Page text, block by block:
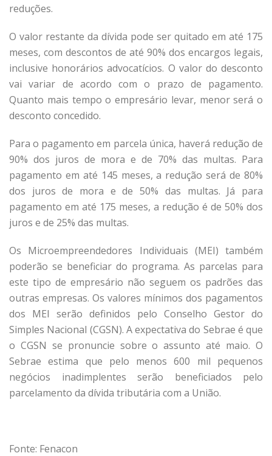
reduções.
O valor restante da dívida pode ser quitado em até 175
meses, com descontos de até 90% dos encargos legais,
inclusive honorários advocatícios. O valor do desconto
vai variar de acordo com o prazo de pagamento.
Quanto mais tempo o empresário levar, menor será o
desconto concedido.
Para o pagamento em parcela única, haverá redução de
90% dos juros de mora e de 70% das multas. Para
pagamento em até 145 meses, a redução será de 80%
dos juros de mora e de 50% das multas. Já para
pagamento em até 175 meses, a redução é de 50% dos
juros e de 25% das multas.
Os Microempreendedores Individuais (MEI) também
poderão se beneficiar do programa. As parcelas para
este tipo de empresário não seguem os padrões das
outras empresas. Os valores mínimos dos pagamentos
dos MEI serão definidos pelo Conselho Gestor do
Simples Nacional (CGSN). A expectativa do Sebrae é que
o CGSN se pronuncie sobre o assunto até maio. O
Sebrae estima que pelo menos 600 mil pequenos
negócios inadimplentes serão beneficiados pelo
parcelamento da dívida tributária com a União.
Fonte: Fenacon